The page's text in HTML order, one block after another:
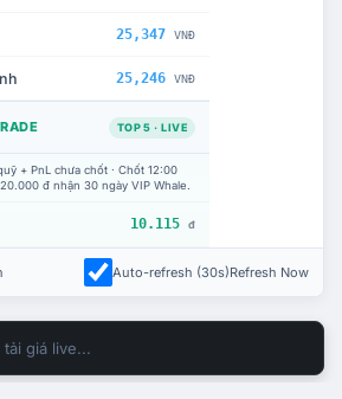
25,347 VNĐ
25,246 VNĐ
TOP 5 · LIVE
+ PnL chưa chốt · Chốt 12:00
đ nhận 30 ngày VIP Whale.
10.115 đ
Auto-refresh (30s)Refresh Now
giá live...